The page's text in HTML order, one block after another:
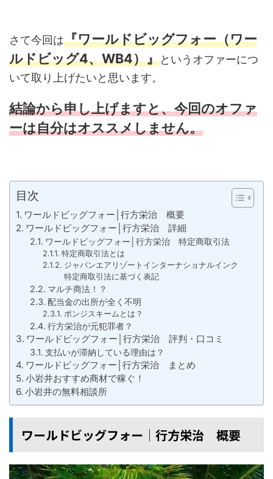
さて今回は『ワールドビッグフォー（ワー
ルドビッグ4、WB4）』というオファーにつ
いて取り上げたいと思います。
結論から申し上げますと、今回のオファ
ーは自分はオススメしません。
目次
ワールドビッグフォー│行方栄治 概要
ワールドビッグフォー│行方栄治 詳細
ワールドビッグフォー│行方栄治 特定商取引法
特定商取引法とは
ジャパンエアリゾートインターナショナルインク
特定商取引法に基づく表記
マルチ商法！？
配当金の出所が全く不明
ポンジスキームとは？
行方栄治が元犯罪者？
ワールドビッグフォー│行方栄治 評判・口コミ
支払いが滞納している理由は？
ワールドビッグフォー│行方栄治 まとめ
小岩井おすすめ商材で稼ぐ！
小岩井の無料相談所
ワールドビッグフォー│行方栄治 概要